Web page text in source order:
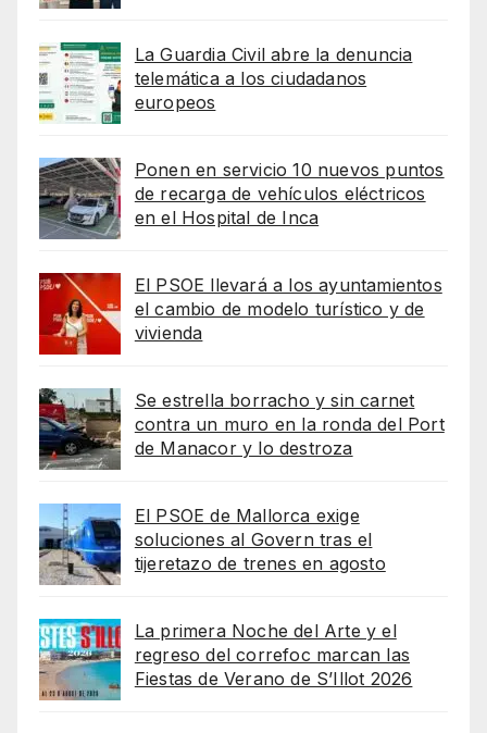
La Guardia Civil abre la denuncia
telemática a los ciudadanos
europeos
Ponen en servicio 10 nuevos puntos
de recarga de vehículos eléctricos
en el Hospital de Inca
El PSOE llevará a los ayuntamientos
el cambio de modelo turístico y de
vivienda
Se estrella borracho y sin carnet
contra un muro en la ronda del Port
de Manacor y lo destroza
El PSOE de Mallorca exige
soluciones al Govern tras el
tijeretazo de trenes en agosto
La primera Noche del Arte y el
regreso del correfoc marcan las
Fiestas de Verano de S’Illot 2026